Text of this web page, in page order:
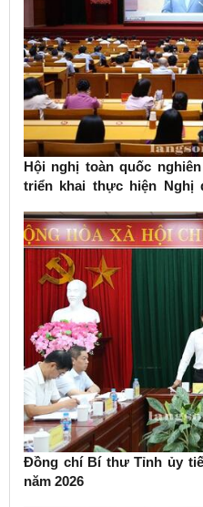
Hội nghị toàn quốc
triển khai thực hiện Nghị
Đồng chí Bí thư Tỉnh ủy
năm 2026